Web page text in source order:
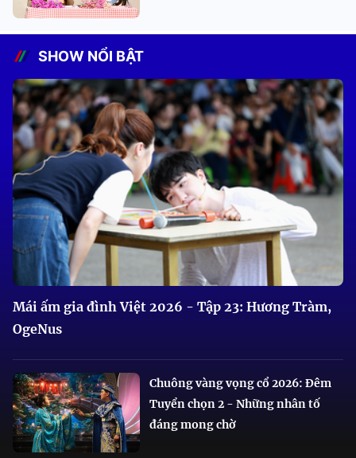
SHOW NỔI BẬT
Mái ấm gia đình Việt 2026 - Tập 23: Hương Tràm,
OgeNus
Chuông vàng vọng cổ 2026: Đêm
Tuyển chọn 2 - Những nhân tố
đáng mong chờ